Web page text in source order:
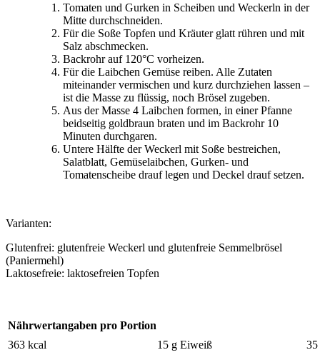
Tomaten und Gurken in Scheiben und Weckerln in der
Mitte durchschneiden.
Für die Soße Topfen und Kräuter glatt rühren und mit
Salz abschmecken.
Backrohr auf 120°C vorheizen.
Für die Laibchen Gemüse reiben. Alle Zutaten
miteinander vermischen und kurz durchziehen lassen –
ist die Masse zu flüssig, noch Brösel zugeben.
Aus der Masse 4 Laibchen formen, in einer Pfanne
beidseitig goldbraun braten und im Backrohr 10
Minuten durchgaren.
Untere Hälfte der Weckerl mit Soße bestreichen,
Salatblatt, Gemüselaibchen, Gurken- und
Tomatenscheibe drauf legen und Deckel drauf setzen.
Varianten:
Glutenfrei: glutenfreie Weckerl und glutenfreie Semmelbrösel
(Paniermehl)
Laktosefreie: laktosefreien Topfen
Nährwertangaben pro Portion
363 kcal
15 g Eiweiß 35